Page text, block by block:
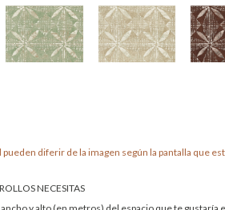
diferir de la imagen según la pantalla que
NECESITAS